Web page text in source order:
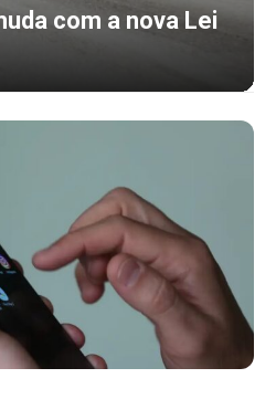
com a nova Lei